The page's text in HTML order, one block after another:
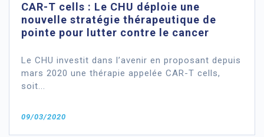
CAR-T cells : Le CHU déploie une
nouvelle stratégie thérapeutique de
pointe pour lutter contre le cancer
Le CHU investit dans l’avenir en proposant depuis
mars 2020 une thérapie appelée CAR-T cells,
soit...
09/03/2020